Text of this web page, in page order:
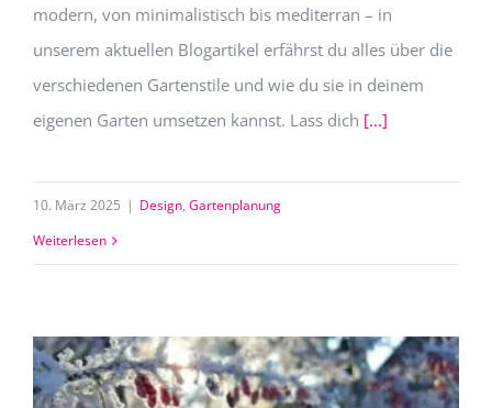
modern, von minimalistisch bis mediterran – in
unserem aktuellen Blogartikel erfährst du alles über die
verschiedenen Gartenstile und wie du sie in deinem
eigenen Garten umsetzen kannst. Lass dich [...]
10. März 2025 | Design, Gartenplanung
Weiterlesen